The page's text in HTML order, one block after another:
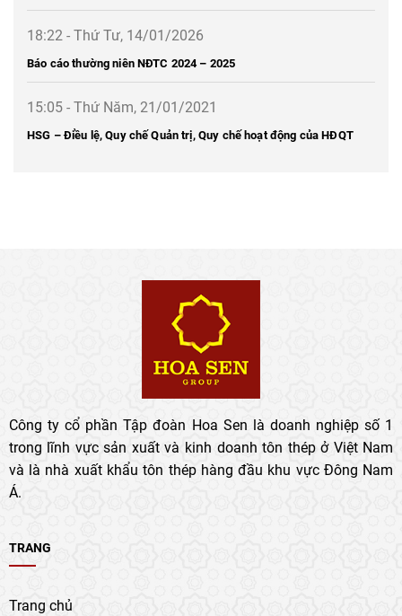
18:22 - Thứ Tư, 14/01/2026
Báo cáo thường niên NĐTC 2024 – 2025
15:05 - Thứ Năm, 21/01/2021
HSG – Điều lệ, Quy chế Quản trị, Quy chế hoạt động của HĐQT
Công ty cổ phần Tập đoàn Hoa Sen là doanh nghiệp số 1
trong lĩnh vực sản xuất và kinh doanh tôn thép ở Việt Nam
và là nhà xuất khẩu tôn thép hàng đầu khu vực Đông Nam
Á.
TRANG
Trang chủ